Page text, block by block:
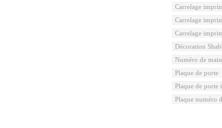
Carrelage
Carrelage
Carrelage
Décoration
Numéro de
Plaque de porte
Plaque de porte
Plaque numéro